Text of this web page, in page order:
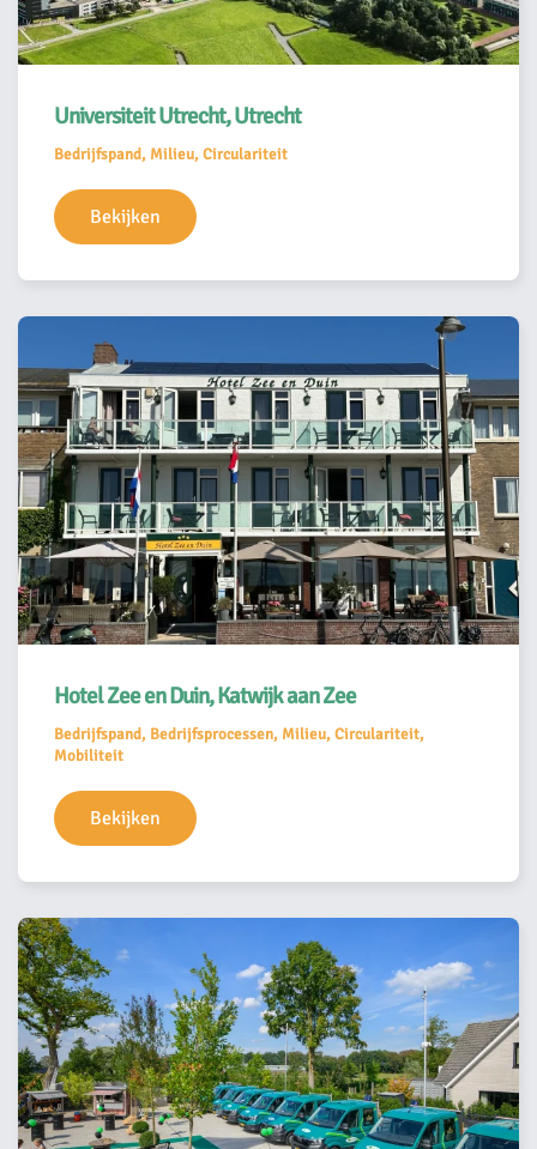
Universiteit Utrecht, Utrecht
Bedrijfspand, Milieu, Circulariteit
Bekijken
Hotel Zee en Duin, Katwijk aan Zee
Bedrijfspand, Bedrijfsprocessen, Milieu, Circulariteit,
Mobiliteit
Bekijken